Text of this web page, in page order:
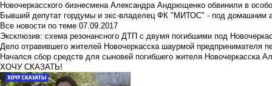
Новочеркасского бизнесмена Александра Андрющенко обвинили в
Бывший депутат гордумы и экс-владелец ФК "МИТОС" - под домашним
Все новости по теме 07.09.2017
Эксклюзив: схема резонансного ДТП с двумя погибшими под
Дело отравившего жителей Новочеркасска шаурмой предпринимателя
Начался сбор средств для сыновей погибшего жителя Новочеркасска
ХОЧУ СКАЗАТЬ!